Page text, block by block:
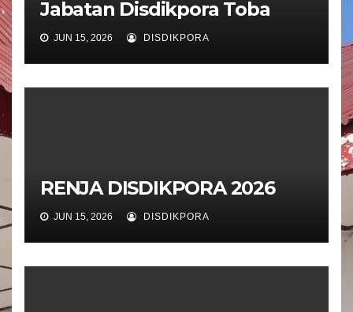
Jabatan Disdikpora Toba
JUN 15, 2026 DISDIKPORA
RENJA DISDIKPORA 2026
JUN 15, 2026 DISDIKPORA